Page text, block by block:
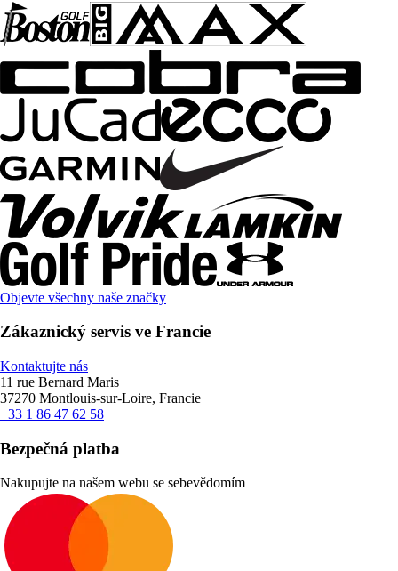
Objevte všechny naše značky
Zákaznický servis ve Francie
Kontaktujte nás
11 rue Bernard Maris
37270 Montlouis-sur-Loire, Francie
+33 1 86 47 62 58
Bezpečná platba
Nakupujte na našem webu se sebevědomím